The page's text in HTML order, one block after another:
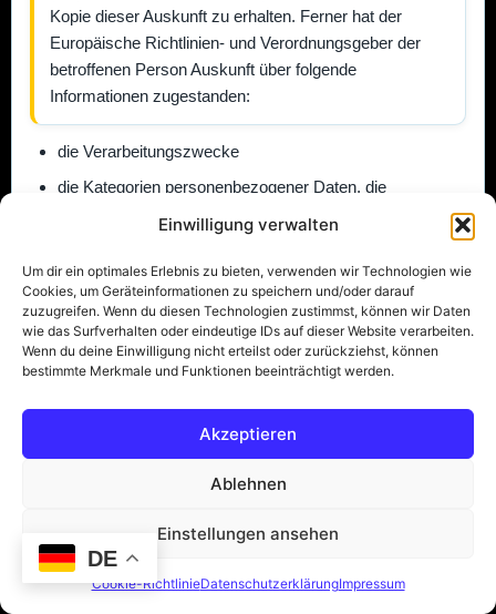
Einwilligung verwalten
Um dir ein optimales Erlebnis zu bieten, verwenden wir Technologien wie
Cookies, um Geräteinformationen zu speichern und/oder darauf
zuzugreifen. Wenn du diesen Technologien zustimmst, können wir Daten
wie das Surfverhalten oder eindeutige IDs auf dieser Website verarbeiten.
Wenn du deine Einwilligung nicht erteilst oder zurückziehst, können
bestimmte Merkmale und Funktionen beeinträchtigt werden.
Akzeptieren
Ablehnen
Einstellungen ansehen
Cookie-RichtlinieDatenschutzerklärungImpressum
Kopie dieser Auskunft zu erhalten. Ferner hat der
Europäische Richtlinien- und Verordnungsgeber der
betroffenen Person Auskunft über folgende
Informationen zugestanden:
die Verarbeitungszwecke
die Kategorien personenbezogener Daten, die
verarbeitet werden
gegenüber denen die personenbezogenen Daten
offengelegt worden sind oder noch offengelegt werden,
insbesondere bei Empfängern in Drittländern oder bei
internationalen Organisationen
falls dies nicht möglich ist, die Kriterien für die
Löschung der sie betreffenden personenbezogenen
Daten oder auf Einschränkung der Verarbeitung durch
den Verantwortlichen oder eines Widerspruchsrechts
DE